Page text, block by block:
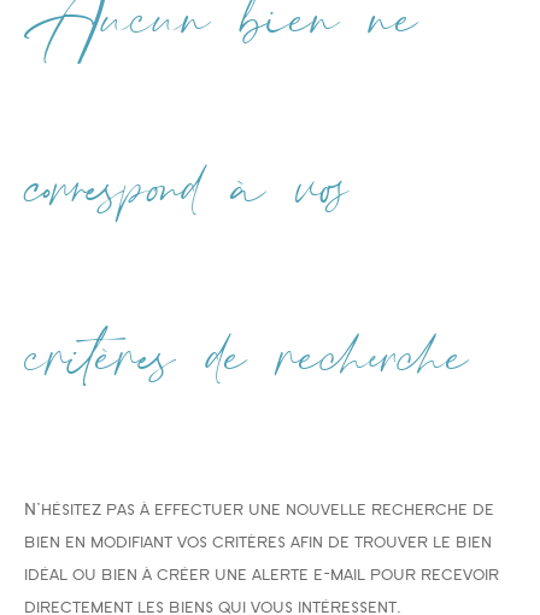
Aucun bien ne
correspond à vos
critères de recherche
N'hésitez pas à effectuer une nouvelle recherche de
bien en modifiant vos critères afin de trouver le bien
idéal ou bien à créer une alerte e-mail pour recevoir
directement les biens qui vous intéressent.
Type de bien
Type de bien
PIÈCES